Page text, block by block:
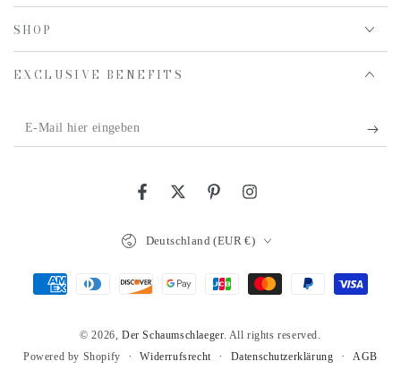
SHOP
EXCLUSIVE BENEFITS
E-
Mail
FacebookTwitter PinterestInstagram
© 2026,Der Schaumschlaeger. All rights reserved.
Powered by Shopify
Widerrufsrecht Datenschutzerklärung AGB
Deutschland (EUR €)
Zahlungsmöglichkeiten